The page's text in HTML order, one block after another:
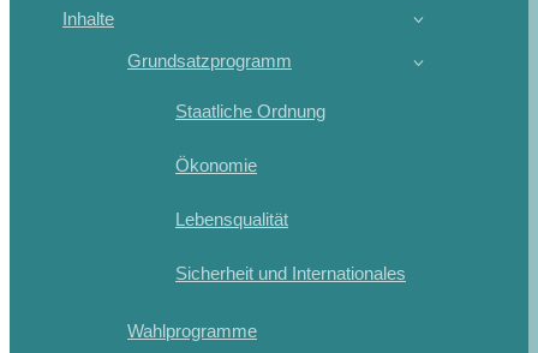
Inhalte
Grundsatzprogramm
Staatliche Ordnung
Ökonomie
Lebensqualität
Sicherheit und Internationales
Wahlprogramme